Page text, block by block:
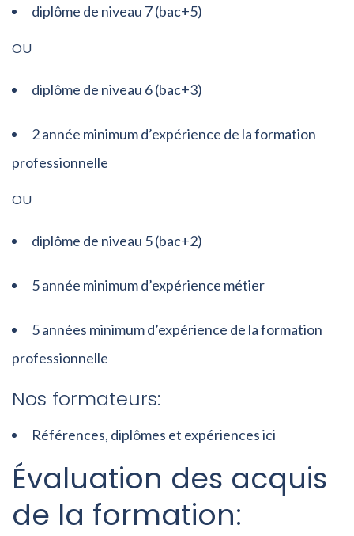
diplôme de niveau 7 (bac+5)
OU
diplôme de niveau 6 (bac+3)
2 année minimum d’expérience de la formation
professionnelle
OU
diplôme de niveau 5 (bac+2)
5 année minimum d’expérience métier
5 années minimum d’expérience de la formation
professionnelle
Nos formateurs:
Références, diplômes et expériences ici
Évaluation des acquis
de la formation: